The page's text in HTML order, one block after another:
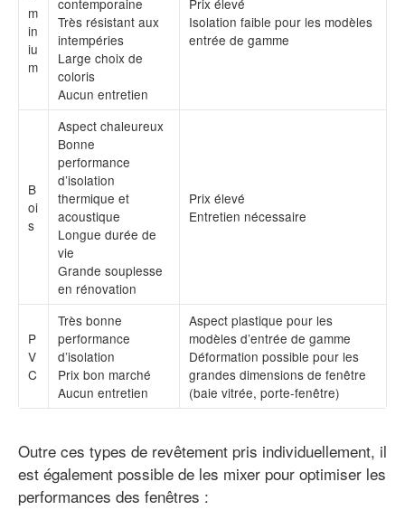
m
in
iu
m
Très résistant aux
intempéries
Large choix de
coloris
Aucun entretien
Isolation faible pour les modèles
entrée de gamme
B
oi
s
Aspect chaleureux
Bonne
performance
d’isolation
thermique et
acoustique
Longue durée de
vie
Grande souplesse
en rénovation
Prix élevé
Entretien nécessaire
P
V
C
Très bonne
performance
d’isolation
Prix bon marché
Aucun entretien
Aspect plastique pour les
modèles d’entrée de gamme
Déformation possible pour les
grandes dimensions de fenêtre
(baie vitrée, porte-fenêtre)
Outre ces types de revêtement pris individuellement, il
est également possible de les mixer pour optimiser les
performances des fenêtres :